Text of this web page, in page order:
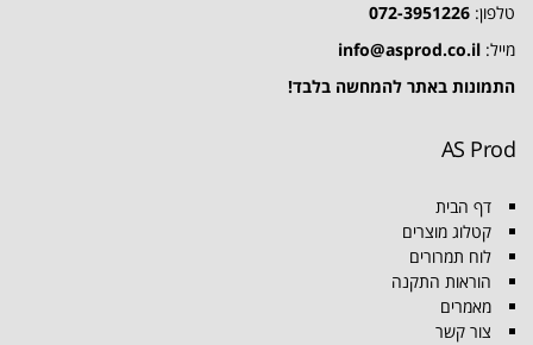
טלפון: 072-3951226
מייל: info@asprod.co.il
התמונות באתר להמחשה בלבד!
AS Prod
דף הבית
קטלוג מוצרים
לוח תמרורים
הוראות התקנה
מאמרים
צור קשר